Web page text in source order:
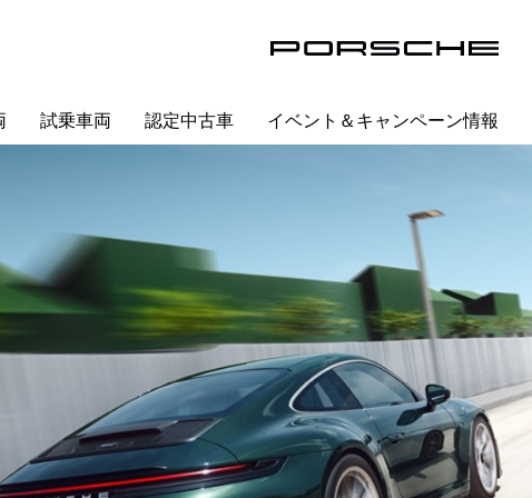
試乗車両 認定中古車 イベント＆キャンペーン情報